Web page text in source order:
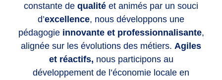
constante de qualité et animés par un souci
d’excellence, nous développons une
pédagogie innovante et professionnalisante,
alignée sur les évolutions des métiers. Agiles
et réactifs, nous participons au
développement de l’économie locale en